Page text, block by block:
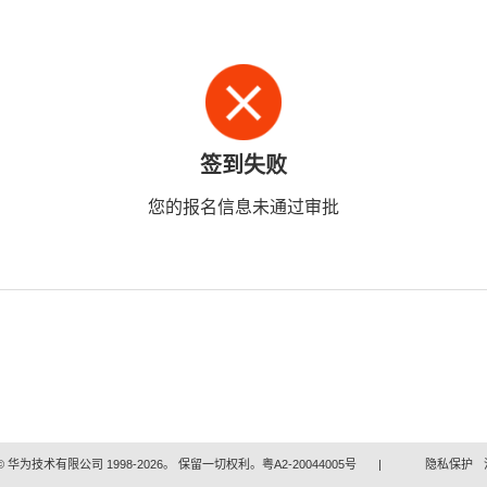
签到失败
您的报名信息未通过审批
华为技术有限公司 1998-2026。 保留一切权利。粤A2-20044005号 | 隐私保护